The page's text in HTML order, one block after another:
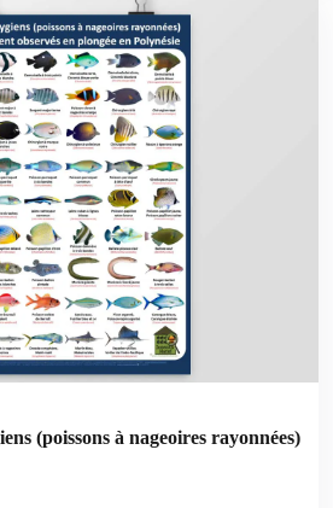
(poissons à nageoires rayonnées)